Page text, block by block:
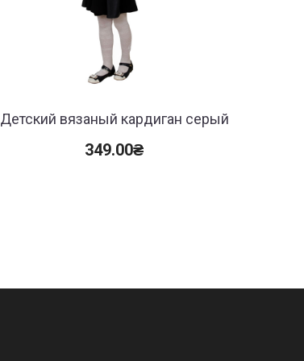
Детский вязаный кардиган серый
349.00₴